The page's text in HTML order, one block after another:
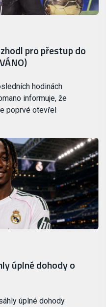
pro přestup do
hodinách
informuje, že
poprvé otevřel
úplné dohody o
úplné dohody